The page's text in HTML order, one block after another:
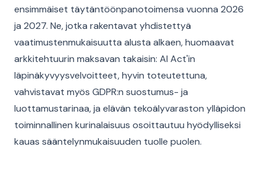
ensimmäiset täytäntöönpanotoimensa vuonna 2026
ja 2027. Ne, jotka rakentavat yhdistettyä
vaatimustenmukaisuutta alusta alkaen, huomaavat
arkkitehtuurin maksavan takaisin: AI Act'in
läpinäkyvyysvelvoitteet, hyvin toteutettuna,
vahvistavat myös GDPR:n suostumus- ja
luottamustarinaa, ja elävän tekoälyvaraston ylläpidon
toiminnallinen kurinalaisuus osoittautuu hyödylliseksi
kauas sääntelynmukaisuuden tuolle puolen.